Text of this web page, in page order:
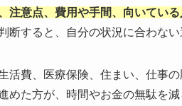
注意点、費用や手間、向いてい
断すると、自分の状況に合わない
活費、医療保険、住まい、仕事
めた方が、時間やお金の無駄を減